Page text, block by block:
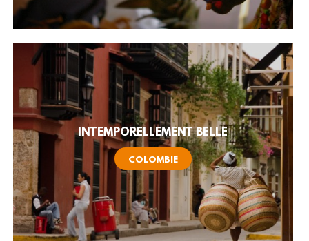
INTEMPORELLEMENT BELLE
COLOMBIE